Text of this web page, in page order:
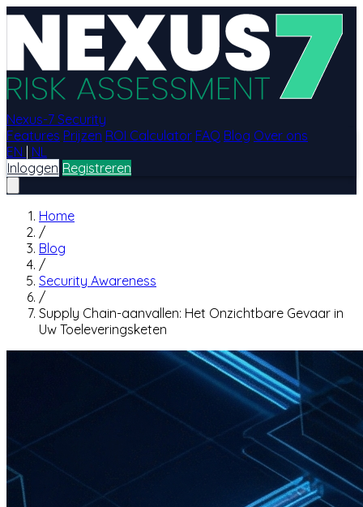
Nexus-7 Security
Features Prijzen ROI Calculator FAQ Blog Over ons
EN | NL
Inloggen Registreren
Home
/
Blog
/
Security Awareness
/
Supply Chain-aanvallen: Het Onzichtbare Gevaar in
Uw Toeleveringsketen